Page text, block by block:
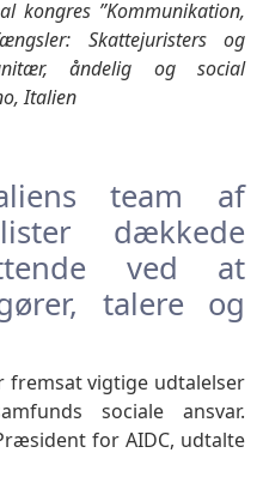
kongres ”Kommunikation,
Skattejuristers og
åndelig og social
Italien
team af
dækkede
ved at
talere og
fremsat vigtige udtalelser
sociale ansvar.
for AIDC, udtalte